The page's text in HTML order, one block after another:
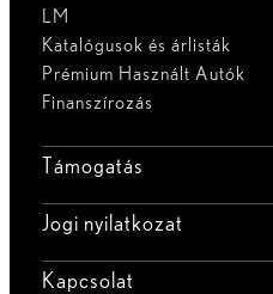
LM
Katalógusok és árlisták
Prémium Használt Autók
Finanszírozás
Támogatás
Jogi nyilatkozat
Kapcsolat